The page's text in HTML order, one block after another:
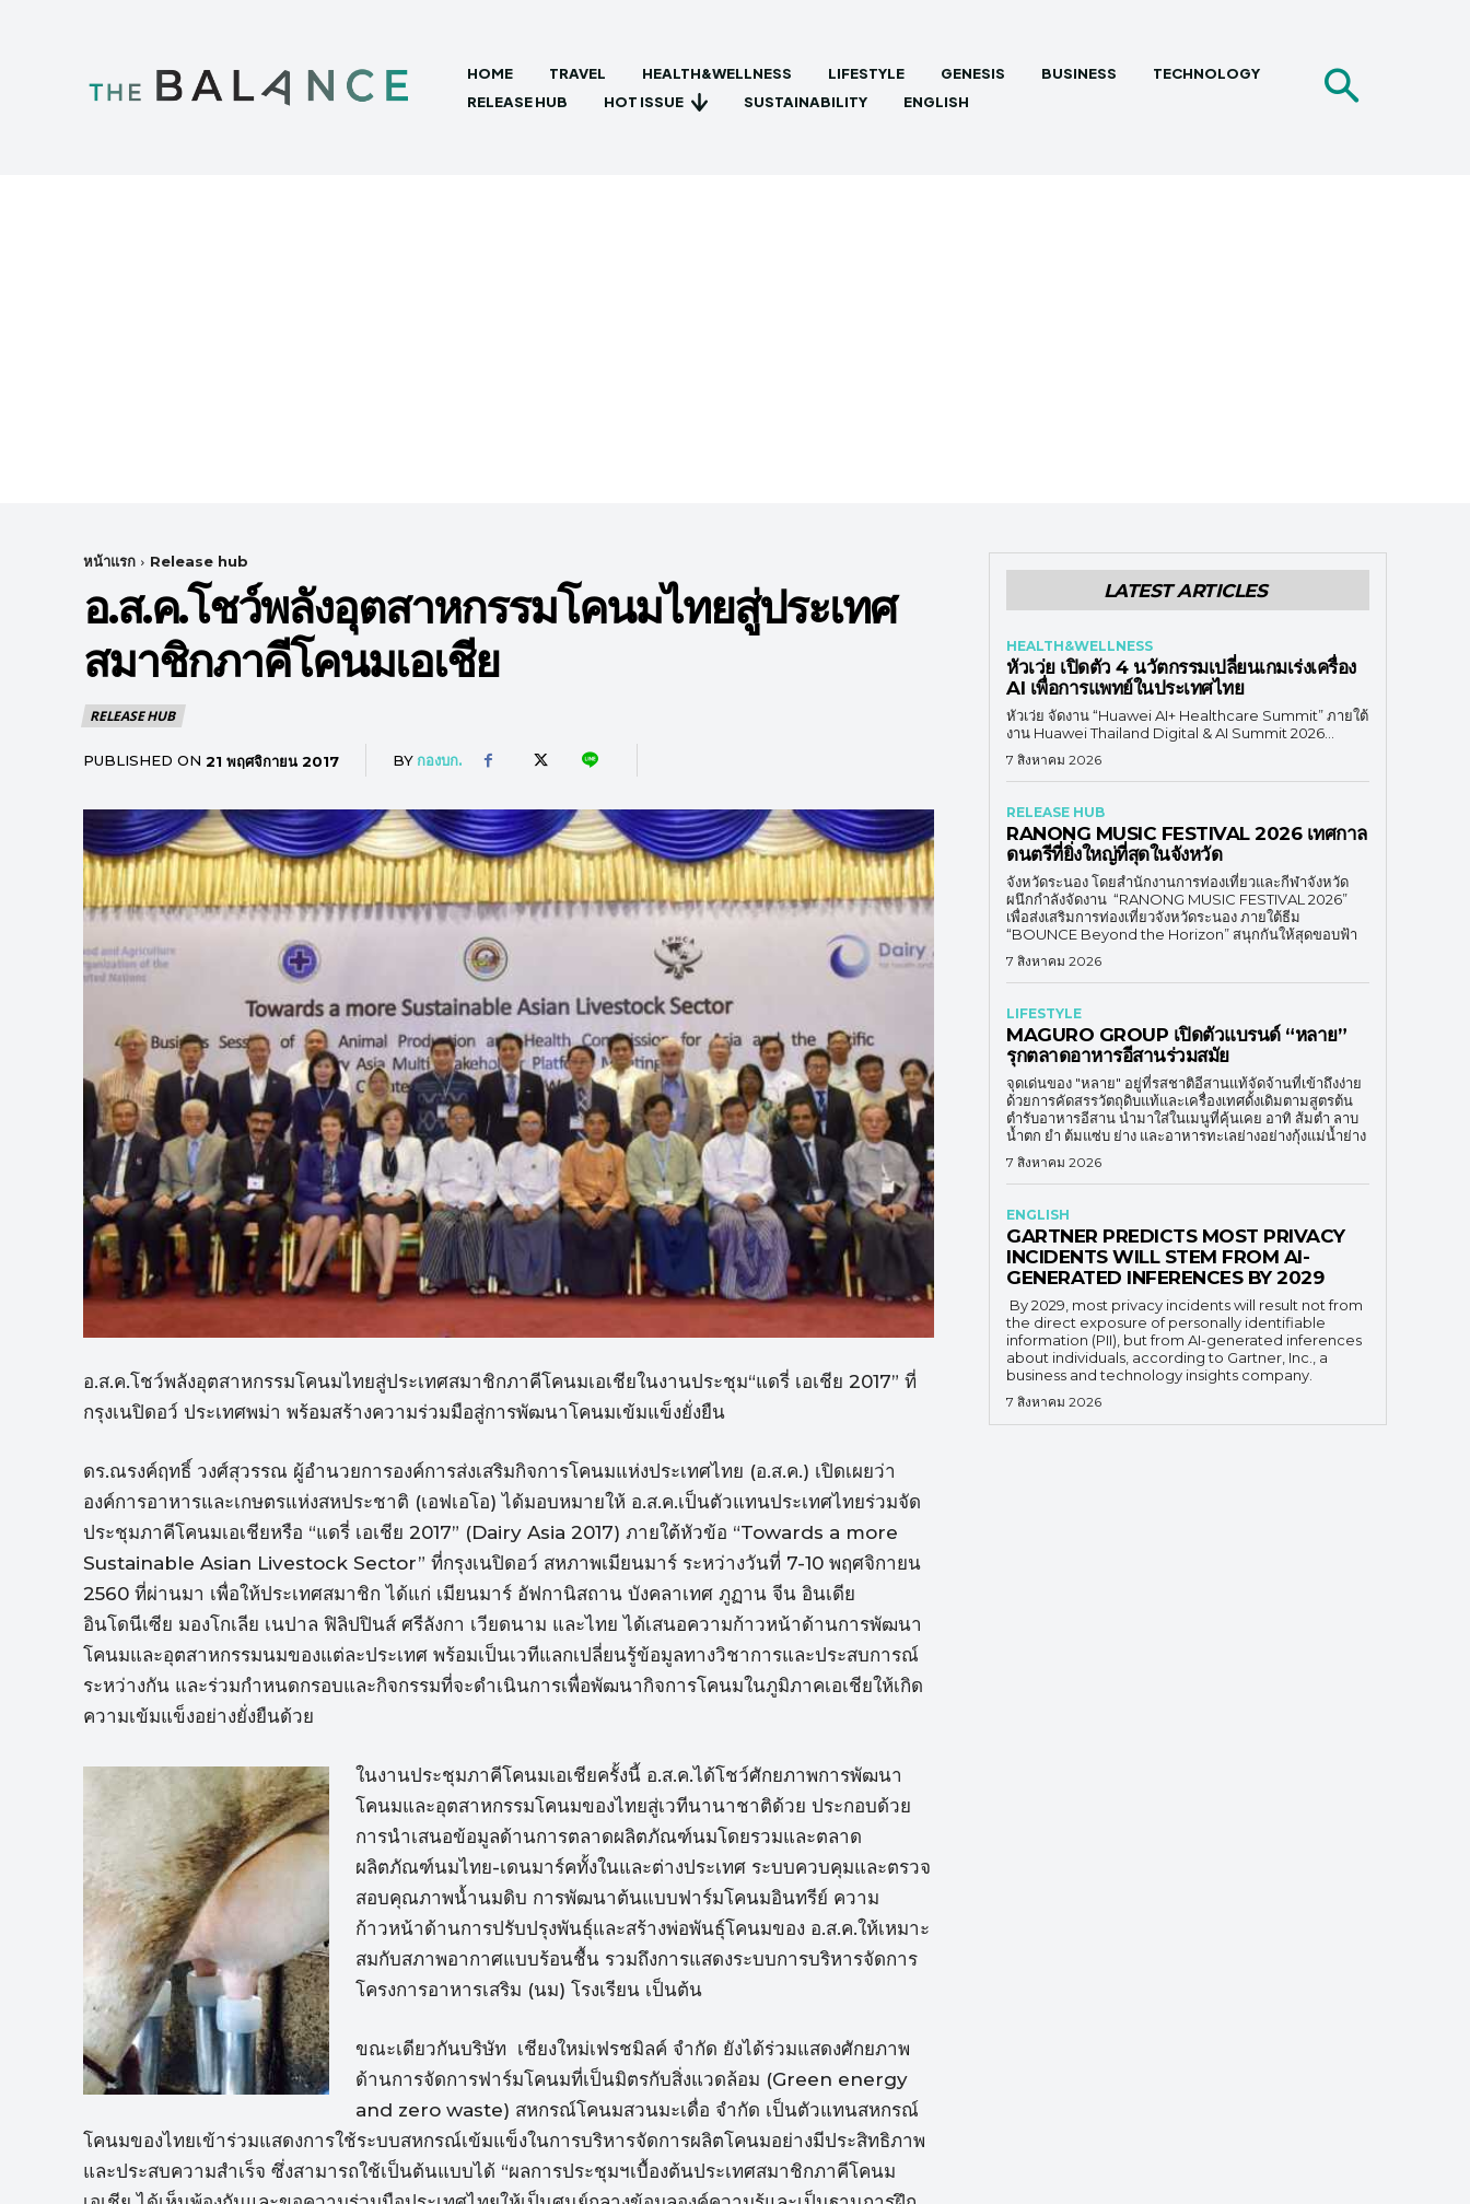
HOME TRAVEL HEALTH&WELLNESS LIFESTYLE GENESIS BUSINESS
TECHNOLOGY
RELEASE HUB
HOT ISSUE SUSTAINABILITY ENGLISH
หน้าแรก Release hub
อ.ส.ค.โชว์พลังอุตสาหกรรมโคนมไทยสู่ประเทศ
สมาชิกภาคีโคนมเอเชีย
RELEASE HUB
PUBLISHED ON 21 พฤศจิกายน 2017 BY กองบก.
อ.ส.ค.โชว์พลังอุตสาหกรรมโคนมไทยสู่ประเทศสมาชิกภาคีโคนมเอเชียในงานประชุม“แดรี่ เอเชีย 2017” ที่
กรุงเนปิดอว์ ประเทศพม่า พร้อมสร้างความร่วมมือสู่การพัฒนาโคนมเข้มแข็งยั่งยืน
ดร.ณรงค์ฤทธิ์ วงศ์สุวรรณ ผู้อำนวยการองค์การส่งเสริมกิจการโคนมแห่งประเทศไทย (อ.ส.ค.) เปิดเผยว่า
องค์การอาหารและเกษตรแห่งสหประชาติ (เอฟเอโอ) ได้มอบหมายให้ อ.ส.ค.เป็นตัวแทนประเทศไทยร่วมจัด
ประชุมภาคีโคนมเอเชียหรือ “แดรี่ เอเชีย 2017” (Dairy Asia 2017) ภายใต้หัวข้อ “Towards a more
Sustainable Asian Livestock Sector” ที่กรุงเนปิดอว์ สหภาพเมียนมาร์ ระหว่างวันที่ 7-10 พฤศจิกายน
2560 ที่ผ่านมา เพื่อให้ประเทศสมาชิก ได้แก่ เมียนมาร์ อัฟกานิสถาน บังคลาเทศ ภูฏาน จีน อินเดีย
อินโดนีเซีย มองโกเลีย เนปาล ฟิลิปปินส์ ศรีลังกา เวียดนาม และไทย ได้เสนอความก้าวหน้าด้านการพัฒนา
โคนมและอุตสาหกรรมนมของแต่ละประเทศ พร้อมเป็นเวทีแลกเปลี่ยนรู้ข้อมูลทางวิชาการและประสบการณ์
ระหว่างกัน และร่วมกำหนดกรอบและกิจกรรมที่จะดำเนินการเพื่อพัฒนากิจการโคนมในภูมิภาคเอเชียให้เกิด
ความเข้มแข็งอย่างยั่งยืนด้วย
ในงานประชุมภาคีโคนมเอเชียครั้งนี้ อ.ส.ค.ได้โชว์ศักยภาพการพัฒนา
โคนมและอุตสาหกรรมโคนมของไทยสู่เวทีนานาชาติด้วย ประกอบด้วย
การนำเสนอข้อมูลด้านการตลาดผลิตภัณฑ์นมโดยรวมและตลาด
ผลิตภัณฑ์นมไทย-เดนมาร์คทั้งในและต่างประเทศ ระบบควบคุมและตรวจ
สอบคุณภาพน้ำนมดิบ การพัฒนาต้นแบบฟาร์มโคนมอินทรีย์ ความ
ก้าวหน้าด้านการปรับปรุงพันธุ์และสร้างพ่อพันธุ์โคนมของ อ.ส.ค.ให้เหมาะ
สมกับสภาพอากาศแบบร้อนชื้น รวมถึงการแสดงระบบการบริหารจัดการ
โครงการอาหารเสริม (นม) โรงเรียน เป็นต้น
ขณะเดียวกันบริษัท เชียงใหม่เฟรชมิลค์ จำกัด ยังได้ร่วมแสดงศักยภาพ
ด้านการจัดการฟาร์มโคนมที่เป็นมิตรกับสิ่งแวดล้อม (Green energy
and zero waste) สหกรณ์โคนมสวนมะเดื่อ จำกัด เป็นตัวแทนสหกรณ์
โคนมของไทยเข้าร่วมแสดงการใช้ระบบสหกรณ์เข้มแข็งในการบริหารจัดการผลิตโคนมอย่างมีประสิทธิภาพ
และประสบความสำเร็จ ซึ่งสามารถใช้เป็นต้นแบบได้ “ผลการประชุมฯเบื้องต้นประเทศสมาชิกภาคีโคนม
LATEST ARTICLES
HEALTH&WELLNESS
หัวเว่ย เปิดตัว 4 นวัตกรรมเปลี่ยนเกมเร่งเครื่อง
AI เพื่อการแพทย์ในประเทศไทย
หัวเว่ย จัดงาน “Huawei AI+ Healthcare Summit” ภายใต้
งาน Huawei Thailand Digital & AI Summit 2026...
7 สิงหาคม 2026
RELEASE HUB
RANONG MUSIC FESTIVAL 2026 เทศกาล
ดนตรีที่ยิ่งใหญ่ที่สุดในจังหวัด
จังหวัดระนอง โดยสำนักงานการท่องเที่ยวและกีฬาจังหวัด
ผนึกกำลังจัดงาน “RANONG MUSIC FESTIVAL 2026”
เพื่อส่งเสริมการท่องเที่ยวจังหวัดระนอง ภายใต้ธีม
“BOUNCE Beyond the Horizon” สนุกกันให้สุดขอบฟ้า
7 สิงหาคม 2026
LIFESTYLE
MAGURO GROUP เปิดตัวแบรนด์ “หลาย”
รุกตลาดอาหารอีสานร่วมสมัย
จุดเด่นของ "หลาย" อยู่ที่รสชาติอีสานแท้จัดจ้านที่เข้าถึงง่าย
ด้วยการคัดสรรวัตถุดิบแท้และเครื่องเทศดั้งเดิมตามสูตรต้น
ตำรับอาหารอีสาน นำมาใส่ในเมนูที่คุ้นเคย อาทิ ส้มตำ ลาบ
น้ำตก ยำ ต้มแซ่บ ย่าง และอาหารทะเลย่างอย่างกุ้งแม่น้ำย่าง
7 สิงหาคม 2026
ENGLISH
GARTNER PREDICTS MOST PRIVACY
INCIDENTS WILL STEM FROM AI-
GENERATED INFERENCES BY 2029
By 2029, most privacy incidents will result not from
the direct exposure of personally identifiable
information (PII), but from AI-generated inferences
about individuals, according to Gartner, Inc., a
business and technology insights company.
7 สิงหาคม 2026